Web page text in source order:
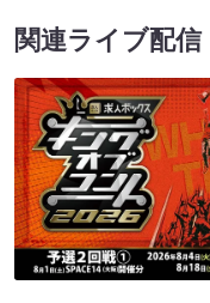
関連ライブ配信